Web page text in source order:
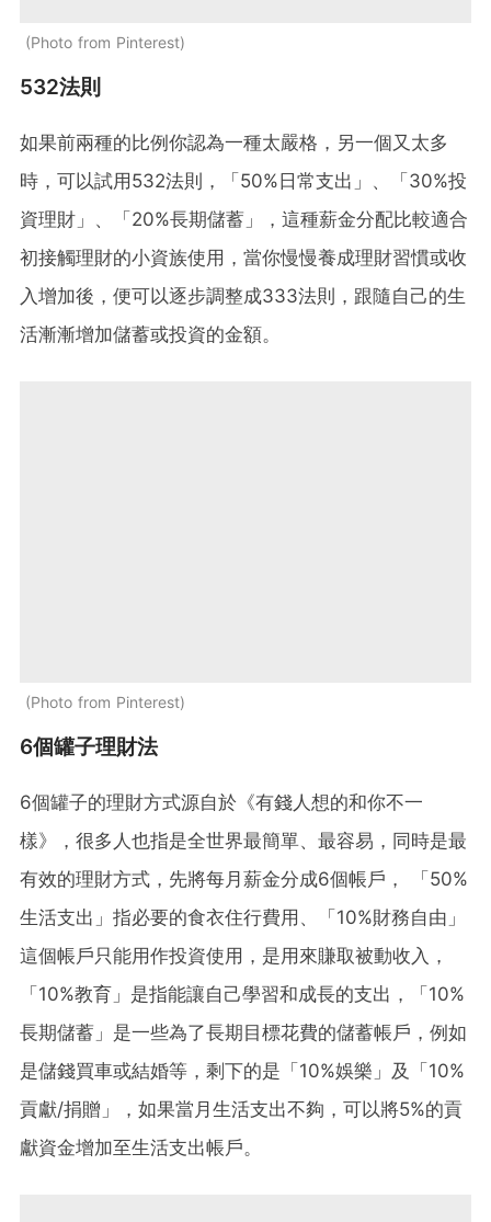
Photo from Pinterest
532法則
如果前兩種的比例你認為一種太嚴格，另一個又太多
時，可以試用532法則，「50%日常支出」、「30%投
資理財」、「20%長期儲蓄」，這種薪金分配比較適合
初接觸理財的小資族使用，當你慢慢養成理財習慣或收
入增加後，便可以逐步調整成333法則，跟隨自己的生
活漸漸增加儲蓄或投資的金額。
Photo from Pinterest
6個罐子理財法
6個罐子的理財方式源自於《有錢人想的和你不一
樣》，很多人也指是全世界最簡單、最容易，同時是最
有效的理財方式，先將每月薪金分成6個帳戶， 「50%
生活支出」指必要的食衣住行費用、「10%財務自由」
這個帳戶只能用作投資使用，是用來賺取被動收入，
「10%教育」是指能讓自己學習和成長的支出，「10%
長期儲蓄」是一些為了長期目標花費的儲蓄帳戶，例如
是儲錢買車或結婚等，剩下的是「10%娛樂」及「10%
貢獻/捐贈」，如果當月生活支出不夠，可以將5%的貢
獻資金增加至生活支出帳戶。